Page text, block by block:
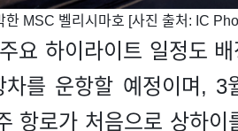
MSC 벨리시마호 [사진 출처: IC
요 하이라이트 일정도
를 운항할 예정이며,
로가 처음으로 상하이